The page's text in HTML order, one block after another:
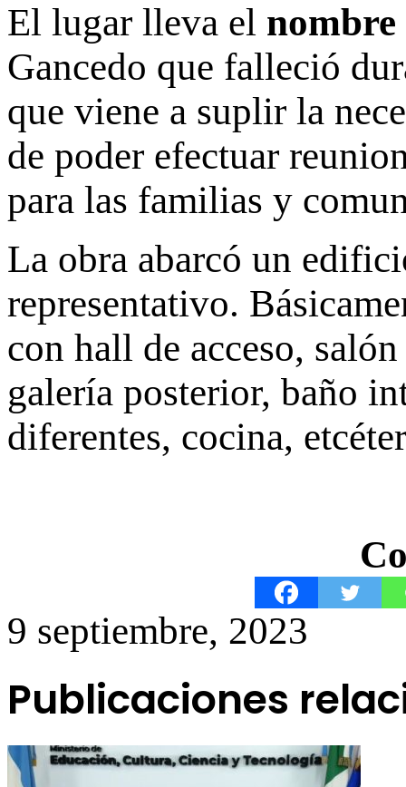
El lugar lleva el
Gancedo que falleció
que viene a suplir la
de poder efectuar
para las familias y
La obra abarcó un
representativo.
con hall de acceso,
galería posterior, baño
diferentes, cocina,
9 septiembre, 2023
Publicaciones